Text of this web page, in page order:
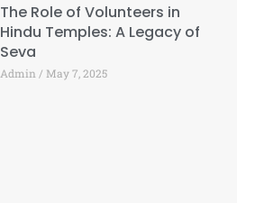
The Role of Volunteers in
Hindu Temples: A Legacy of
Seva
Admin May 7, 2025